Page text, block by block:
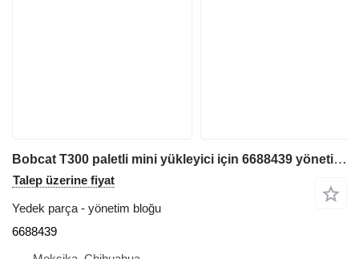
Bobcat T300 paletli mini yükleyici için 6688439 yönetim bloğu
Talep üzerine fiyat
Yedek parça - yönetim bloğu
6688439